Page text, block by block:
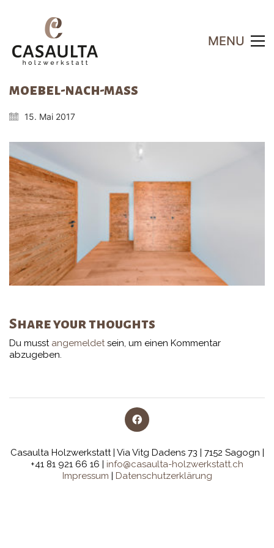
MENU
moebel-nach-mass
15. Mai 2017
Share your thoughts
Du musst angemeldetsein, um einen Kommentar
abzugeben.
Casaulta Holzwerkstatt | Via Vitg Dadens 73 | 7152 Sagogn |
+41 81 921 66 16 | info@casaulta-holzwerkstatt.ch
Impressum | Datenschutzerklärung